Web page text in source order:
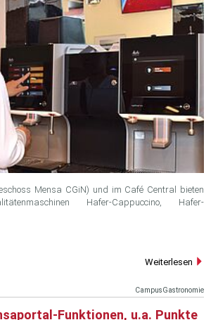
Mensa CGiN) und im Café Central bieten
Hafer-Cappuccino, Hafer-
Weiterlesen
CampusGastronomie
Funktionen, u.a. Punkte